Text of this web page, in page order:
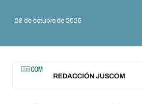
28 de octubre de 2025
REDACCIÓN JUSCOM